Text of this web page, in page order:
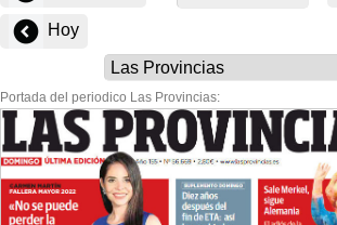
Hoy
Portada del periodico Las Provincias: